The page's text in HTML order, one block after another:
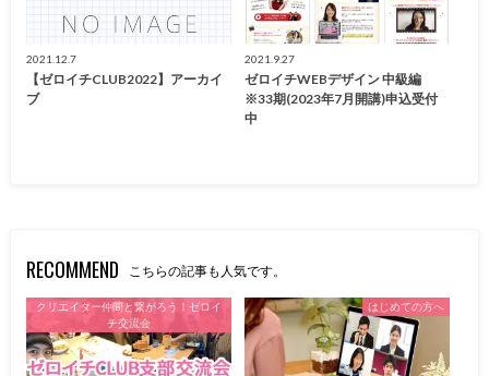
2021.12.7
【ゼロイチCLUB2022】アーカイ
ブ
2021.9.27
ゼロイチWEBデザイン 中級編
※33期(2023年7月開講)申込受付
中
RECOMMEND こちらの記事も人気です。
クリエイター仲間と繋がろう！ゼロイ
チ交流会
はじめての方へ